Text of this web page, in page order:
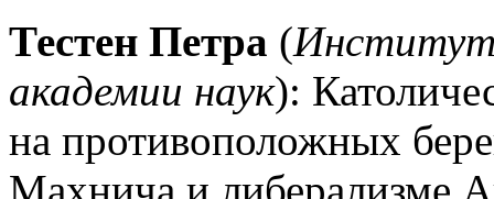
Тестен Петра (Институт
академии наук):
на противоположных